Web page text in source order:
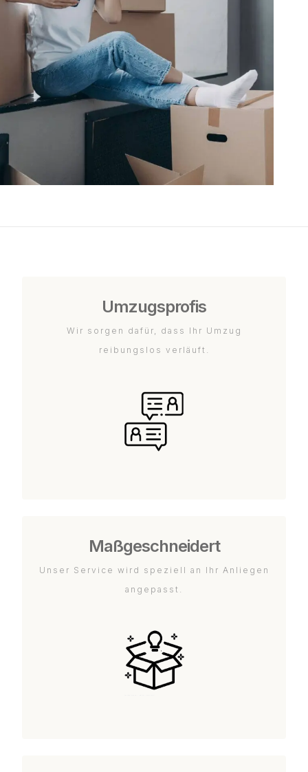
Umzugsprofis
Wir sorgen dafür, dass Ihr Umzug
reibungslos verläuft.
Maßgeschneidert
Unser Service wird speziell an Ihr Anliegen
angepasst.